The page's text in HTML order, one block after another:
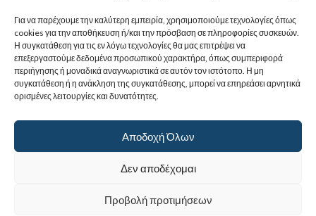
Για να παρέχουμε την καλύτερη εμπειρία, χρησιμοποιούμε τεχνολογίες όπως
cookies για την αποθήκευση ή/και την πρόσβαση σε πληροφορίες συσκευών.
Η συγκατάθεση για τις εν λόγω τεχνολογίες θα μας επιτρέψει να
επεξεργαστούμε δεδομένα προσωπικού χαρακτήρα, όπως συμπεριφορά
περιήγησης ή μοναδικά αναγνωριστικά σε αυτόν τον ιστότοπο. Η μη
συγκατάθεση ή η ανάκληση της συγκατάθεσης, μπορεί να επηρεάσει αρνητικά
ορισμένες λειτουργίες και δυνατότητες.
Αποδοχή Όλων
Δεν αποδέχομαι
Προβολή προτιμήσεων
Χρήσιμα Έγγραφα
Sitemap
Στοιχεία Επικοινωνίας
Ιερά Γυναικεία Μονή Αγίας Παρασκευής
Powered by |